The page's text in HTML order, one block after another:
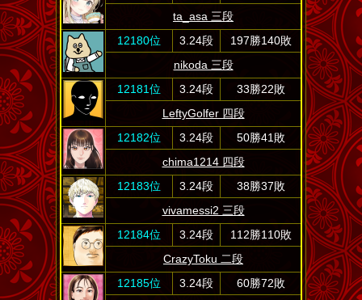
ta_asa 三段
12180位
3.24段
197勝140敗
nikoda 三段
12181位
3.24段
33勝22敗
LeftyGolfer 四段
12182位
3.24段
50勝41敗
chima1214 四段
12183位
3.24段
38勝37敗
vivamessi2 三段
12184位
3.24段
112勝110敗
CrazyToku 二段
12185位
3.24段
60勝72敗